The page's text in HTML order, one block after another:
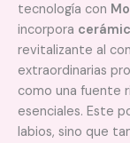
tecnología con
incorpora
revitalizante al
extraordinarias
como una fuente
esenciales. Este
labios, sino que